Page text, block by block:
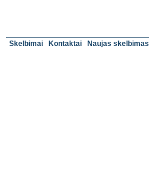
Skelbimai Kontaktai Naujas skelbimas